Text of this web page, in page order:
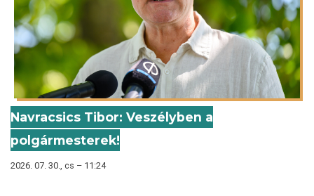
Navracsics Tibor: Veszélyben a
polgármesterek!
2026. 07. 30., cs – 11:24